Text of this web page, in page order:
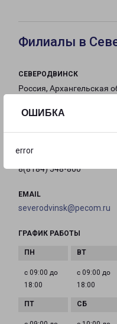
ОШИБКА
error
Филиалы в
СЕВЕРОДВИНСК
Россия, Архангельская
на карте
ТЕЛЕФОН
8(8184) 548-860
EMAIL
severodvinsk@pecom.ru
ГРАФИК РАБОТЫ
с 09:00 до
18:00
с 09:00 до
18:00